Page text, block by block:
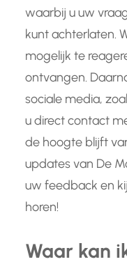
waarbij u uw
kunt achterlaten.
mogelijk te
ontvangen.
sociale media,
u direct contact
de hoogte blijft
updates van De
uw feedback en
horen!
Waar kan